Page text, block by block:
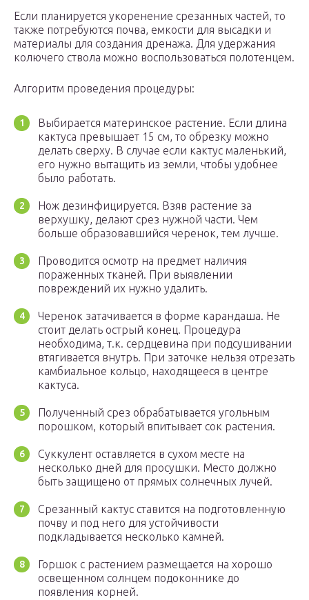
Если планируется укоренение срезанных частей, то
также потребуются почва, емкости для высадки и
материалы для создания дренажа. Для удержания
колючего ствола можно воспользоваться полотенцем.
Алгоритм проведения процедуры:
Выбирается материнское растение. Если длина
кактуса превышает 15 см, то обрезку можно
делать сверху. В случае если кактус маленький,
его нужно вытащить из земли, чтобы удобнее
было работать.
Нож дезинфицируется. Взяв растение за
верхушку, делают срез нужной части. Чем
больше образовавшийся черенок, тем лучше.
Проводится осмотр на предмет наличия
пораженных тканей. При выявлении
повреждений их нужно удалить.
Черенок затачивается в форме карандаша. Не
стоит делать острый конец. Процедура
необходима, т.к. сердцевина при подсушивании
втягивается внутрь. При заточке нельзя отрезать
камбиальное кольцо, находящееся в центре
кактуса.
Полученный срез обрабатывается угольным
порошком, который впитывает сок растения.
Суккулент оставляется в сухом месте на
несколько дней для просушки. Место должно
быть защищено от прямых солнечных лучей.
Срезанный кактус ставится на подготовленную
почву и под него для устойчивости
подкладывается несколько камней.
Горшок с растением размещается на хорошо
освещенном солнцем подоконнике до
появления корней.